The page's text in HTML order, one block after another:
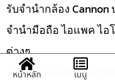
รับจำนำกล้อง
จำนำมือถือ ไอแพค ไ
ต่างๆ
รับจํานําแจ้งวัฒนะ
หน้าหลัก เมนู